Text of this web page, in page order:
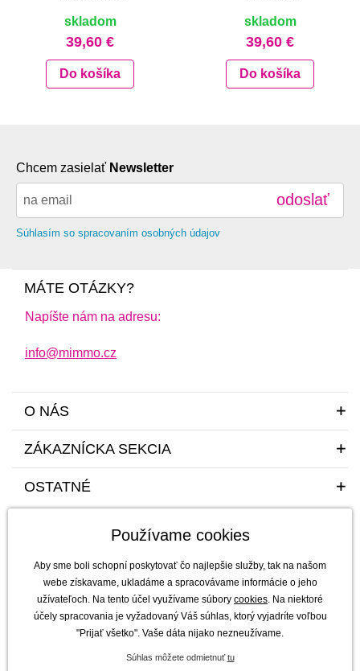
skladom
39,60 €
Do košíka
skladom
39,60 €
Do košíka
Chcem zasielať Newsletter
odoslať
Súhlasím so spracovaním osobných údajov
MÁTE OTÁZKY?
Napíšte nám na adresu:
info@mimmo.cz
O NÁS
ZÁKAZNÍCKA SEKCIA
OSTATNÉ
Sme tu pre vás a vaše deti s radosťou a mim(m)oriadnou starostlivosťou od
roku 2011
Designs, Melii a SKÅGFÄ pre ČR a Slovensko
Používame cookies
Aby sme boli schopní poskytovať čo najlepšie služby, tak na našom
webe získavame, ukladáme a spracovávame informácie o jeho
užívateľoch. Na tento účel využívame súbory cookies. Na niektoré
účely spracovania je vyžadovaný Váš súhlas, ktorý vyjadríte voľbou
"Prijať všetko". Vaše dáta nijako nezneužívame.
Súhlas môžete odmietnuťtu